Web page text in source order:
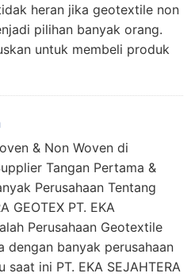
heran jika geotextile non
pilihan banyak orang.
untuk membeli produk
& Non Woven di
Tangan Pertama &
Perusahaan Tentang
GEOTEX PT. EKA
Perusahaan Geotextile
dengan banyak perusahaan
ini PT. EKA SEJAHTERA